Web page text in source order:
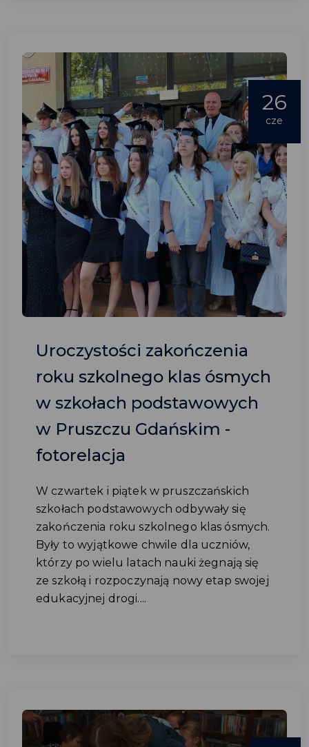
26
cze
Uroczystości zakończenia
roku szkolnego klas ósmych
w szkołach podstawowych
w Pruszczu Gdańskim -
fotorelacja
W czwartek i piątek w pruszczańskich
szkołach podstawowych odbywały się
zakończenia roku szkolnego klas ósmych.
Były to wyjątkowe chwile dla uczniów,
którzy po wielu latach nauki żegnają się
ze szkołą i rozpoczynają nowy etap swojej
edukacyjnej drogi....